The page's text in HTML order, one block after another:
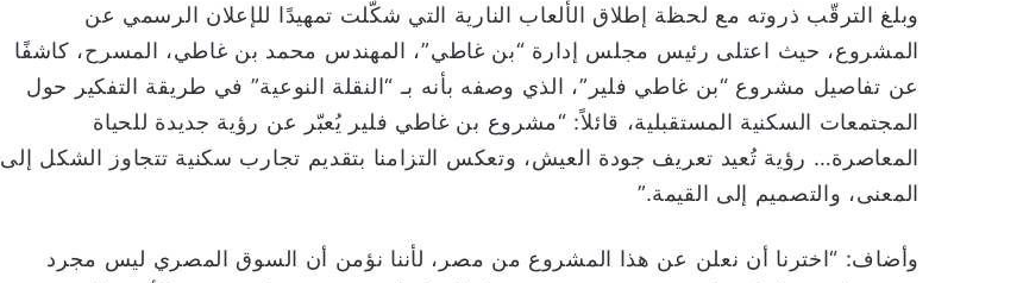
وبلغ الترقّب ذروته مع لحظة إطلاق الألعاب النارية التي شكّلت تمهيدًا للإعلان الرسمي عن
المشروع، حيث اعتلى رئيس مجلس إدارة “بن غاطي”، المهندس محمد بن غاطي، المسرح، كاشفًا
عن تفاصيل مشروع “بن غاطي فلير”، الذي وصفه بأنه بـ “النقلة النوعية” في طريقة التفكير حول
المجتمعات السكنية المستقبلية، قائلاً: “مشروع بن غاطي فلير يُعبّر عن رؤية جديدة للحياة
المعاصرة… رؤية تُعيد تعريف جودة العيش، وتعكس التزامنا بتقديم تجارب سكنية تتجاوز الشكل إلى
المعنى، والتصميم إلى القيمة.”
وأضاف: “اخترنا أن نعلن عن هذا المشروع من مصر، لأننا نؤمن أن السوق المصري ليس مجرد